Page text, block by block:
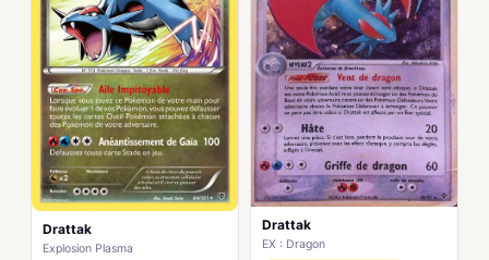
Drattak
Explosion Plasma
Drattak
EX : Dragon